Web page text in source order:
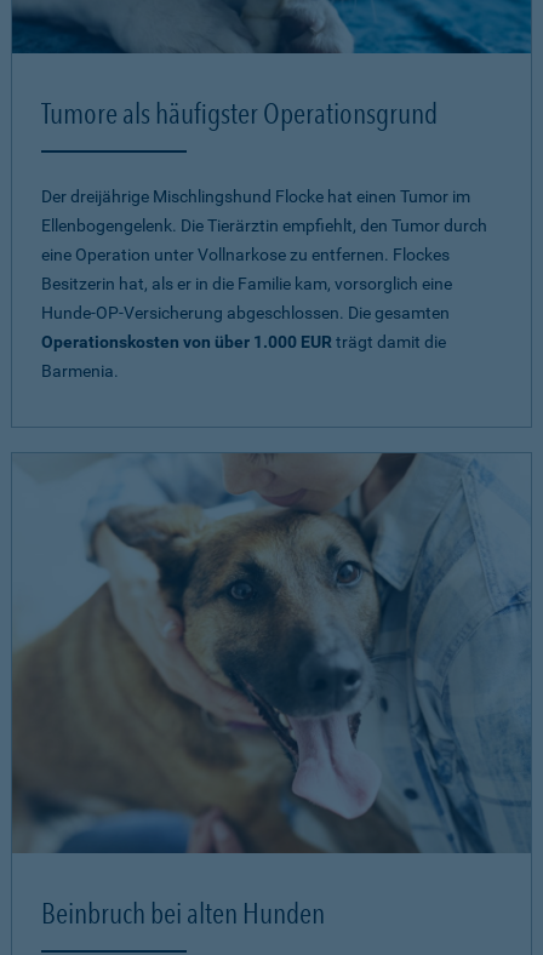
Tumore als häufigster Operationsgrund
Der dreijährige Mischlingshund Flocke hat einen Tumor im
Ellenbogengelenk. Die Tierärztin empfiehlt, den Tumor durch
eine Operation unter Vollnarkose zu entfernen. Flockes
Besitzerin hat, als er in die Familie kam, vorsorglich eine
Hunde-OP-Versicherung abgeschlossen. Die gesamten
Operationskosten von über 1.000 EUR trägt damit die
Barmenia.
Beinbruch bei alten Hunden